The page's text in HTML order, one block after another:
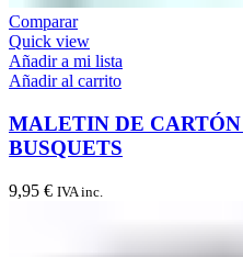
Comparar
Quick view
Añadir a mi lista
Añadir al carrito
MALETIN DE
BUSQUETS
9,95 € IVA inc.